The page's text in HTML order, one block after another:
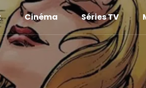
Cinéma Séries TV